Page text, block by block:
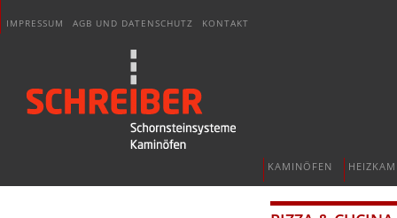
IMPRESSUM AGB UND DATENSCHUTZ KONTAKT
KAMINÖFEN